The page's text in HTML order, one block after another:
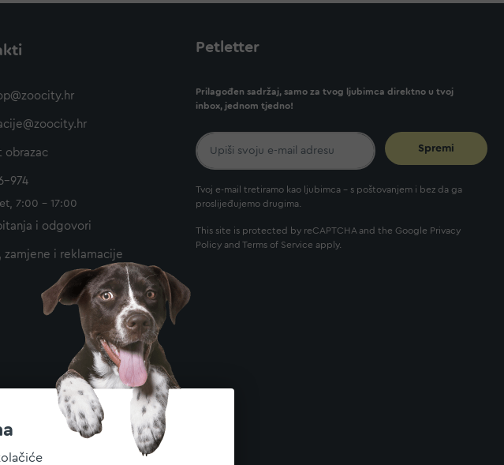
obrazac
974
7:00 - 17:00
i odgovori
zamjene i reklamacije
Petletter
Prilagođen sadržaj, samo za tvog ljubimca direktno u tvoj
inbox, jednom tjedno!
Spremi
Tvoj e-mail tretiramo kao ljubimca - s poštovanjem i bez da ga
proslijeđujemo drugima.
This site is protected by reCAPTCHA and the Google Privacy
Policy and Terms of Service apply.